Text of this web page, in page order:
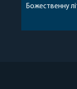
Божественну
Богородиці